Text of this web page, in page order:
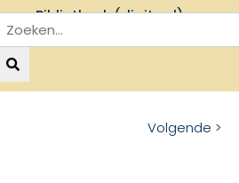
Bibliotheek (digitaal)
Volgende >